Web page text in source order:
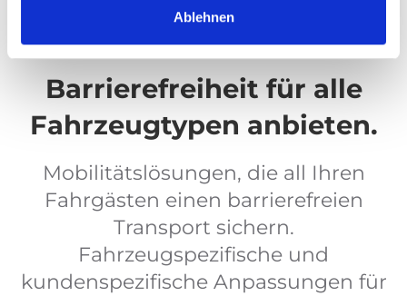
Ablehnen
Barrierefreiheit für alle
Fahrzeugtypen anbieten.
Mobilitätslösungen, die all Ihren
Fahrgästen einen barrierefreien
Transport sichern.
Fahrzeugspezifische und
kundenspezifische Anpassungen für